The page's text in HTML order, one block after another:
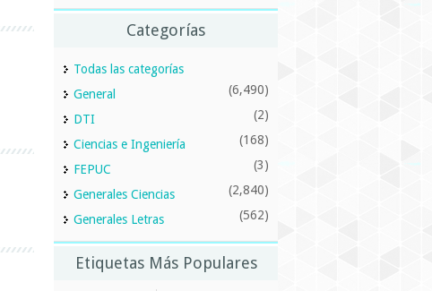
Categorías
Todas las categorías
General
(6,490)
DTI (2)
Ciencias e Ingeniería (168)
FEPUC (3)
Generales Ciencias (2,840)
Generales Letras (562)
Etiquetas Más Populares